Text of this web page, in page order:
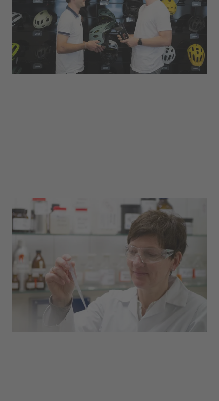
Produktlebenszyklusses. In dieser Abteilung
warten spannende und abwechslungsreiche
Aufgaben auf Sie.
Qualitätsmanagement
Wenn es um Qualitätssicherung geht, macht
dem Team aus dem Qualitätsmanagement so
schnell niemand etwas vor. Mit geschultem Blick
prüfen sie unsere Produkte auf Herz und Nieren
– stets lösungsorientiert und mit hohem
Qualitätsanspruch.